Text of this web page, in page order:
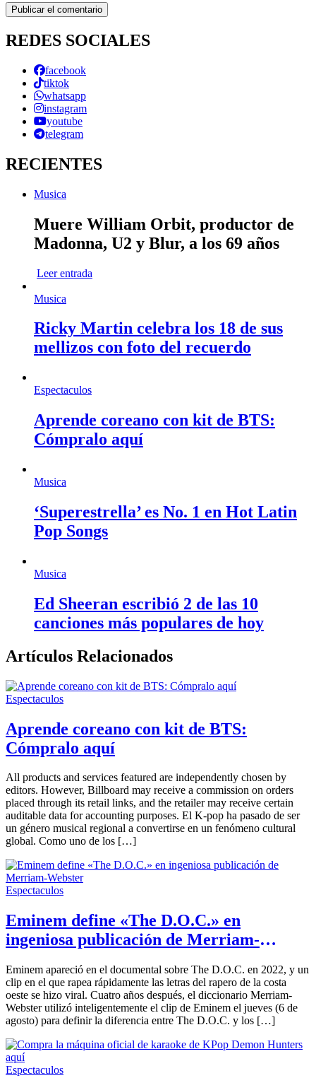
REDES SOCIALES
facebook
tiktok
whatsapp
instagram
youtube
telegram
RECIENTES
Musica
Muere William Orbit, productor de
Madonna, U2 y Blur, a los 69 años
Leer entrada
Musica
Ricky Martin celebra los 18 de sus
mellizos con foto del recuerdo
Espectaculos
Aprende coreano con kit de BTS:
Cómpralo aquí
Musica
‘Superestrella’ es No. 1 en Hot Latin
Pop Songs
Musica
Ed Sheeran escribió 2 de las 10
canciones más populares de hoy
Artículos Relacionados
Espectaculos
Aprende coreano con kit de BTS:
Cómpralo aquí
All products and services featured are independently chosen by
editors. However, Billboard may receive a commission on orders
placed through its retail links, and the retailer may receive certain
auditable data for accounting purposes. El K-pop ha pasado de ser
un género musical regional a convertirse en un fenómeno cultural
global. Como uno de los […]
Espectaculos
Eminem define «The D.O.C.» en
ingeniosa publicación de Merriam-
Eminem apareció en el documental sobre The D.O.C. en 2022, y un
clip en el que rapea rápidamente las letras del rapero de la costa
oeste se hizo viral. Cuatro años después, el diccionario Merriam-
Webster utilizó inteligentemente el clip de Eminem el jueves (6 de
agosto) para definir la diferencia entre The D.O.C. y los […]
Espectaculos